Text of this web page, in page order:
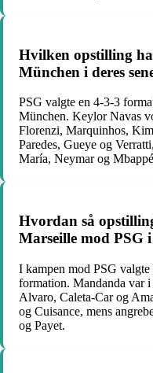
Hvilken opstilling
München i deres
PSG valgte en 4-3-3
München. Keylor Navas
Florenzi, Marquinhos,
Paredes, Gueye og
María, Neymar og
Hvordan så
Marseille mod PSG i
I kampen mod PSG
formation. Mandanda var
Alvaro, Caleta-Car og
og Cuisance, mens
og Payet.